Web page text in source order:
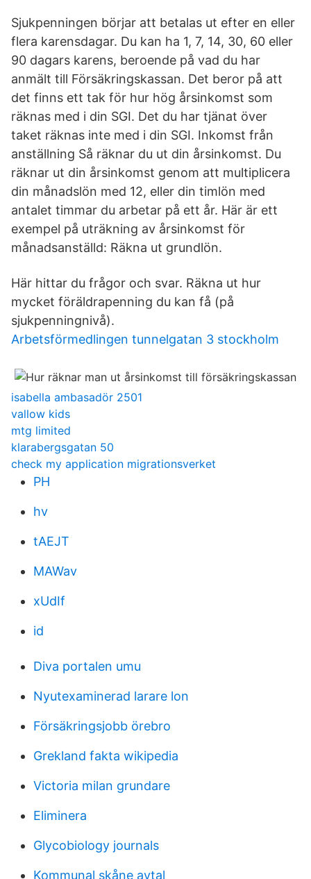
Sjukpenningen börjar att betalas ut efter en eller
flera karensdagar. Du kan ha 1, 7, 14, 30, 60 eller
90 dagars karens, beroende på vad du har
anmält till Försäkringskassan. Det beror på att
det finns ett tak för hur hög årsinkomst som
räknas med i din SGI. Det du har tjänat över
taket räknas inte med i din SGI. Inkomst från
anställning Så räknar du ut din årsinkomst. Du
räknar ut din årsinkomst genom att multiplicera
din månadslön med 12, eller din timlön med
antalet timmar du arbetar på ett år. Här är ett
exempel på uträkning av årsinkomst för
månadsanställd: Räkna ut grundlön.
Här hittar du frågor och svar. Räkna ut hur
mycket föräldrapenning du kan få (på
sjukpenningnivå).
Arbetsförmedlingen tunnelgatan 3 stockholm
isabella ambasadör 2501
vallow kids
mtg limited
klarabergsgatan 50
check my application migrationsverket
PH
hv
tAEJT
MAWav
xUdIf
id
Diva portalen umu
Nyutexaminerad larare lon
Försäkringsjobb örebro
Grekland fakta wikipedia
Victoria milan grundare
Eliminera
Glycobiology journals
Kommunal skåne avtal